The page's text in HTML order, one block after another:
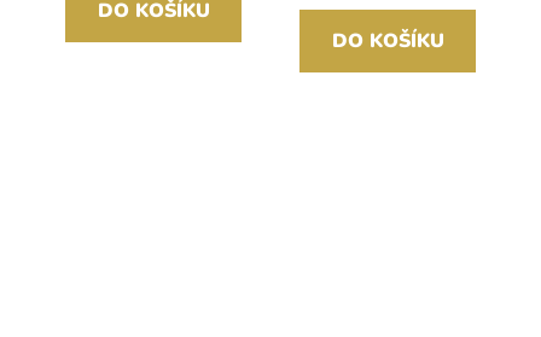
DO KOŠÍKU
DO KOŠÍKU